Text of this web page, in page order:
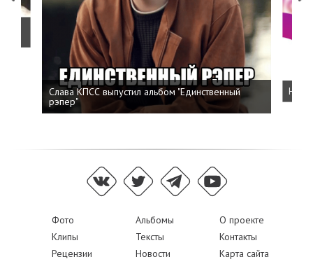
Слава КПСС выпустил альбом "Единственный
рэпер"
Фото Альбомы
О проекте
Клипы
Тексты
Контакты
Рецензии
Новости Карта сайта